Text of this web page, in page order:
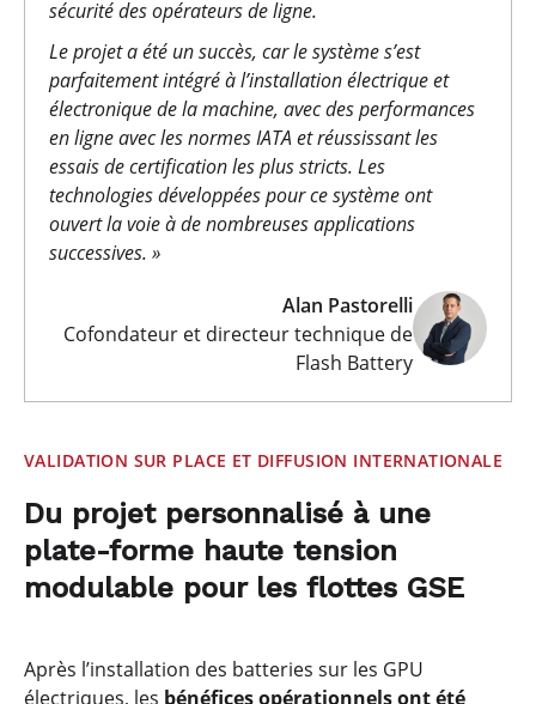
sécurité des opérateurs de ligne.
Le projet a été un succès, car le système s’est
parfaitement intégré à l’installation électrique et
électronique de la machine, avec des performances
en ligne avec les normes IATA et réussissant les
essais de certification les plus stricts. Les
technologies développées pour ce système ont
ouvert la voie à de nombreuses applications
successives. »
Alan Pastorelli
Cofondateur et directeur technique de
Flash Battery
VALIDATION SUR PLACE ET DIFFUSION INTERNATIONALE
Du projet personnalisé à une
plate-forme haute tension
modulable pour les flottes GSE
Après l’installation des batteries sur les GPU
électriques, les bénéfices opérationnels ont été